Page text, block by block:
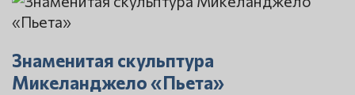
Знаменитая скульптура
Микеланджело «Пьета»